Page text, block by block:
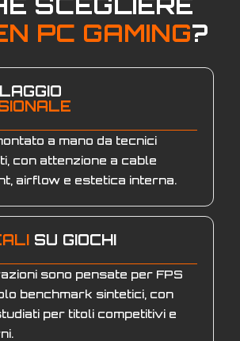
PC GAMING?
a mano da tecnici
con attenzione a cable
airflow e estetica interna.
SU GIOCHI
sono pensate per FPS
benchmark sintetici, con
per titoli competitivi e